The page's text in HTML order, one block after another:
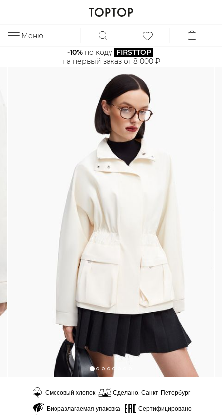
Меню
-10% по коду FIRSTTOP
на первый заказ от 8 000 ₽
Смесовый хлопок
Сделано: Санкт-Петербург
Биоразлагаемая упаковка
Сертифицировано